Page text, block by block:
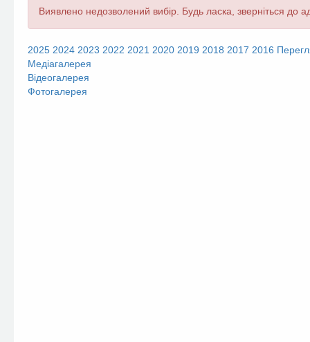
Повідомлення
Виявлено недозволений вибір. Будь ласка, зверніться до
2025 2024 2023 2022 2021 2020 2019 2018 2017 2016
Медіагалерея
Відеогалерея
Фотогалерея